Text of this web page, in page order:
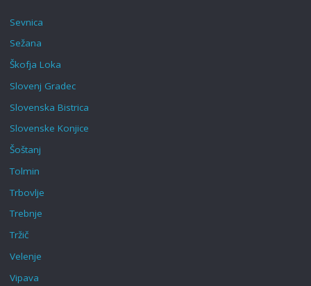
Sevnica
Sežana
Škofja Loka‎
Slovenj Gradec
Slovenska Bistrica
Slovenske Konjice
Šoštanj
Tolmin
Trbovlje
Trebnje
Tržič
Velenje
Vipava